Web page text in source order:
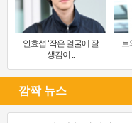
안효섭 ‘작은 얼굴에 잘
생김이 ..
트
깜짝 뉴스